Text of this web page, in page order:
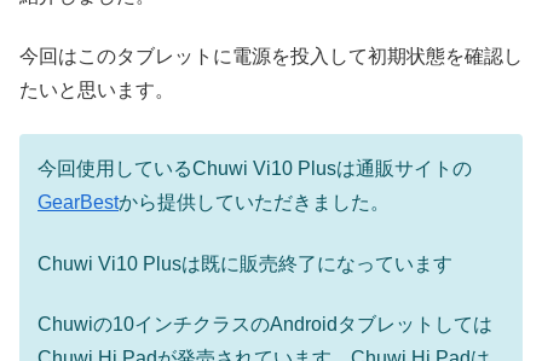
今回はこのタブレットに電源を投入して初期状態を確認し
たいと思います。
今回使用しているChuwi Vi10 Plusは通販サイトの
GearBestから提供していただきました。
Chuwi Vi10 Plusは既に販売終了になっています
Chuwiの10インチクラスのAndroidタブレットしては